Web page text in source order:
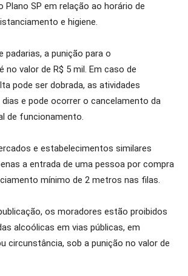
Plano SP em relação ao horário de
e higiene.
padarias, a punição para o
no valor de R$ 5 mil. Em caso de
pode ser dobrada, as atividades
e pode ocorrer o cancelamento da
de funcionamento.
e estabelecimentos similares
a entrada de uma pessoa por compra
mínimo de 2 metros nas filas.
os moradores estão proibidos
alcoólicas em vias públicas, em
circunstância, sob a punição no valor de